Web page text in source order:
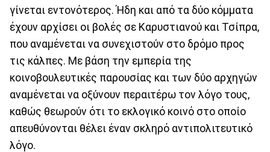
γίνεται εντονότερος. Ήδη και από τα δύο κόμματα
έχουν αρχίσει οι βολές σε Καρυστιανού και Τσίπρα,
που αναμένεται να συνεχιστούν στο δρόμο προς
τις κάλπες. Με βάση την εμπερία της
κοινοβουλευτικές παρουσίας και των δύο αρχηγών
αναμένεται να οξύνουν περαιτέρω τον λόγο τους,
καθώς θεωρούν ότι το εκλογικό κοινό στο οποίο
απευθύνονται θέλει έναν σκληρό αντιπολιτευτικό
λόγο.